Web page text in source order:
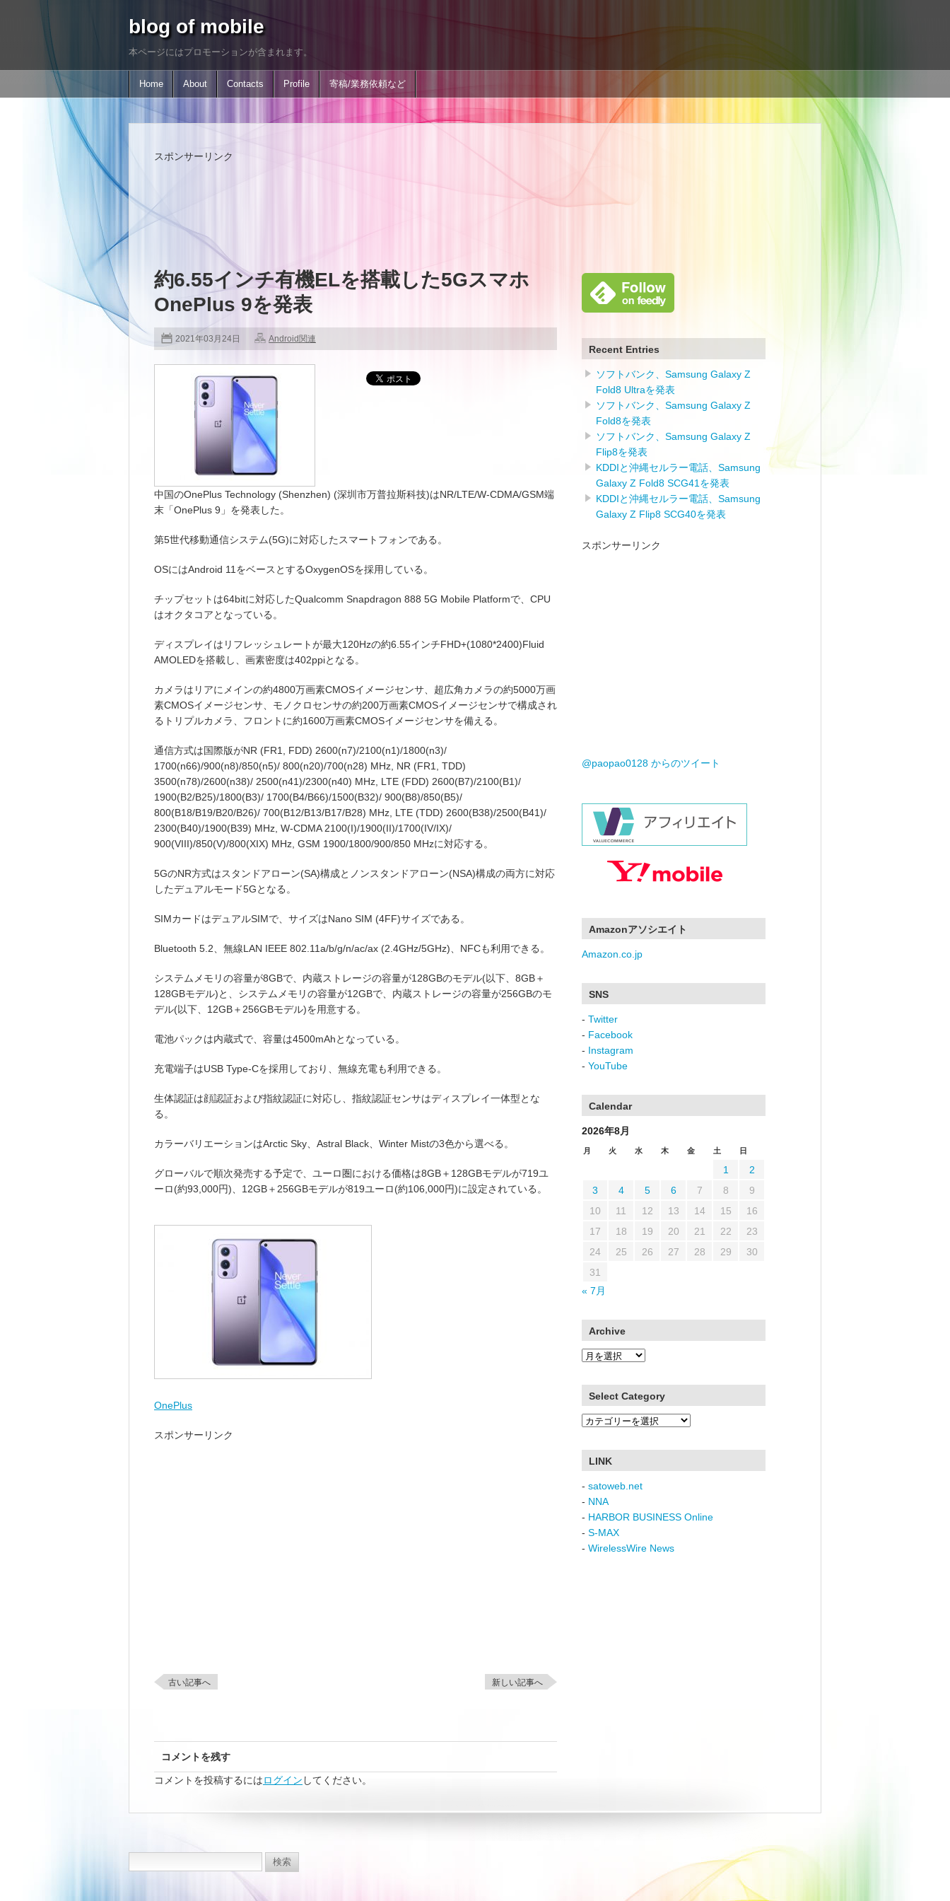
blog of mobile
本ページにはプロモーションが含まれます。
Home About Contacts Profile 寄稿/業務依頼など
スポンサーリンク
約6.55インチ有機ELを搭載した5Gスマホ
OnePlus 9を発表
2021年03月24日 Android関連
中国のOnePlus Technology (Shenzhen) (深圳市万普拉斯科技)はNR/LTE/W-CDMA/GSM端
末「OnePlus 9」を発表した。
第5世代移動通信システム(5G)に対応したスマートフォンである。
OSにはAndroid 11をベースとするOxygenOSを採用している。
チップセットは64bitに対応したQualcomm Snapdragon 888 5G Mobile Platformで、CPU
はオクタコアとなっている。
ディスプレイはリフレッシュレートが最大120Hzの約6.55インチFHD+(1080*2400)Fluid
AMOLEDを搭載し、画素密度は402ppiとなる。
カメラはリアにメインの約4800万画素CMOSイメージセンサ、超広角カメラの約5000万画
素CMOSイメージセンサ、モノクロセンサの約200万画素CMOSイメージセンサで構成され
るトリプルカメラ、フロントに約1600万画素CMOSイメージセンサを備える。
通信方式は国際版がNR (FR1, FDD) 2600(n7)/2100(n1)/1800(n3)/
1700(n66)/900(n8)/850(n5)/ 800(n20)/700(n28) MHz, NR (FR1, TDD)
3500(n78)/2600(n38)/ 2500(n41)/2300(n40) MHz, LTE (FDD) 2600(B7)/2100(B1)/
1900(B2/B25)/1800(B3)/ 1700(B4/B66)/1500(B32)/ 900(B8)/850(B5)/
800(B18/B19/B20/B26)/ 700(B12/B13/B17/B28) MHz, LTE (TDD) 2600(B38)/2500(B41)/
2300(B40)/1900(B39) MHz, W-CDMA 2100(I)/1900(II)/1700(IV/IX)/
900(VIII)/850(V)/800(XIX) MHz, GSM 1900/1800/900/850 MHzに対応する。
5GのNR方式はスタンドアローン(SA)構成とノンスタンドアローン(NSA)構成の両方に対応
したデュアルモード5Gとなる。
SIMカードはデュアルSIMで、サイズはNano SIM (4FF)サイズである。
Bluetooth 5.2、無線LAN IEEE 802.11a/b/g/n/ac/ax (2.4GHz/5GHz)、NFCも利用できる。
システムメモリの容量が8GBで、内蔵ストレージの容量が128GBのモデル(以下、8GB＋
128GBモデル)と、システムメモリの容量が12GBで、内蔵ストレージの容量が256GBのモ
デル(以下、12GB＋256GBモデル)を用意する。
電池パックは内蔵式で、容量は4500mAhとなっている。
充電端子はUSB Type-Cを採用しており、無線充電も利用できる。
生体認証は顔認証および指紋認証に対応し、指紋認証センサはディスプレイ一体型とな
る。
カラーバリエーションはArctic Sky、Astral Black、Winter Mistの3色から選べる。
グローバルで順次発売する予定で、ユーロ圏における価格は8GB＋128GBモデルが719ユ
ーロ(約93,000円)、12GB＋256GBモデルが819ユーロ(約106,000円)に設定されている。
OnePlus
スポンサーリンク
古い記事へ 新しい記事へ
コメントを残す
コメントを投稿するにはログイン してください。
Recent Entries
ソフトバンク、Samsung Galaxy Z
Fold8 Ultraを発表
ソフトバンク、Samsung Galaxy Z
Fold8を発表
ソフトバンク、Samsung Galaxy Z
Flip8を発表
KDDIと沖縄セルラー電話、Samsung
Galaxy Z Fold8 SCG41を発表
KDDIと沖縄セルラー電話、Samsung
Galaxy Z Flip8 SCG40を発表
スポンサーリンク
@paopao0128 からのツイート
Amazonアソシエイト
Amazon.co.jp
SNS
- Twitter
- Facebook
- Instagram
- YouTube
Calendar
2026年8月
月 火 水 木 金 土 日
1
2
3
4 5 6 7 8
9
10
11 12 13 14 15
16
17
18 19 20 21 22
23
24
25 26 27 28 29
30
31
« 7月
Archive
Archive
Select Category
Select
LINK
- satoweb.net
- NNA
- HARBOR BUSINESS Online
- S-MAX
- WirelessWire News
索: